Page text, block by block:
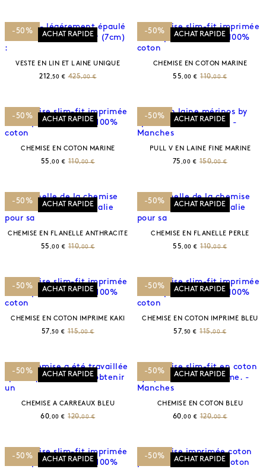
-50% ACHAT RAPIDE
VESTE EN LIN ET LAINE UNIQUE
212 ,50 € 425,00 €
-50% ACHAT RAPIDE
CHEMISE EN COTON MARINE
55 ,00 € 110,00 €
-50% ACHAT RAPIDE
CHEMISE EN COTON MARINE
55 ,00 € 110,00 €
-50% ACHAT RAPIDE
PULL V EN LAINE FINE MARINE
75 ,00 € 150,00 €
-50% ACHAT RAPIDE
CHEMISE EN FLANELLE ANTHRACITE
55 ,00 € 110,00 €
-50% ACHAT RAPIDE
CHEMISE EN FLANELLE PERLE
55 ,00 € 110,00 €
-50% ACHAT RAPIDE
CHEMISE EN COTON IMPRIME KAKI
57 ,50 € 115,00 €
-50% ACHAT RAPIDE
CHEMISE EN COTON IMPRIMÉ BLEU
57,50 € 115,00 €
-50% ACHAT RAPIDE
CHEMISE A CARREAUX BLEU
60,00 € 120,00 €
-50% ACHAT RAPIDE
CHEMISE EN COTON BLEU
60 ,00 € 120,00 €
-50% ACHAT RAPIDE -50% ACHAT RAPIDE